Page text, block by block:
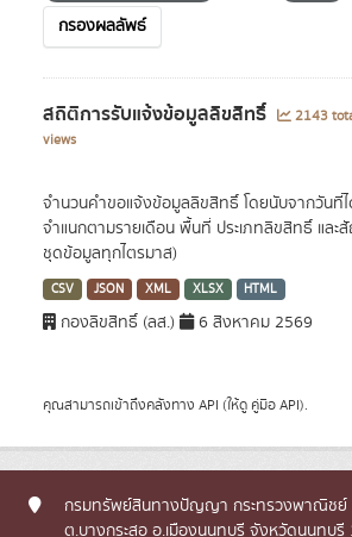
กรองผลลัพธ์
สถิติการรับแจ้งข้อมูลลิขสิทธิ์ 2143
views
จำนวนคำขอแจ้งข้อมูลลิขสิทธิ์ โดยนับจากวันที่
จำแนกตามรายเดือน พื้นที่ ประเภทลิขสิทธิ์ แล
ชุดข้อมูลทุกไตรมาส)
CSV JSON XML XLSX HTML
กองลิขสิทธิ์ (ลส.) 6 สิงหาคม 2569
คุณสามารถเข้าถึงคลังทาง API (ให้ดู คู่มือ API).
กรมทรัพย์สินทางปัญญา กระทรวงพาณิชย์
ต.บางกระสอ อ.เมืองนนทบุรี จังหวัดนนทบุรี